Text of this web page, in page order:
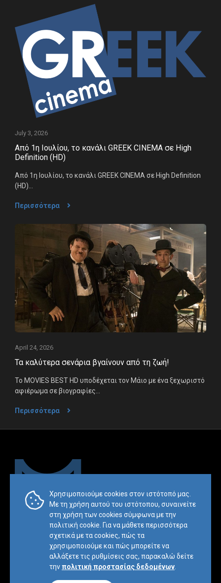
Χρησιμοποιούμε cookies στον ιστότοπό μας.
Με τη χρήση αυτού του ιστότοπου, συναινείτε
στη χρήση των cookies σύμφωνα με την
πολιτική cookie. Για να μάθετε περισσότερα
σχετικά με τα cookieς, πώς τα
χρησιμοποιούμε και πώς μπορείτε να
αλλάξετε τις ρυθμίσεις σας, παρακαλώ δείτε
τηνπολιτική προστασίας δεδομένων
Διαφημίστε
Επικοινωνία
July 3, 2026
Από 1η Ιουλίου, το κανάλι GREEK CINEMA σε High
Definition (HD)
Από 1η Ιουλίου, το κανάλι GREEK CINEMA σε High Definition
(HD)...
Περισσότερα
April 24, 2026
Τα καλύτερα σενάρια βγαίνουν από τη ζωή!
Το MOVIES BEST HD υποδέχεται τον Μάιο με ένα ξεχωριστό
αφιέρωμα σε βιογραφίες...
Περισσότερα
Trademark & Copyright Notice:™ and © 2019 Mesimvria and its
related entities. All rights reserved.
Οροι και
Προϋποθέσεις
ιστοσελίδας
ND